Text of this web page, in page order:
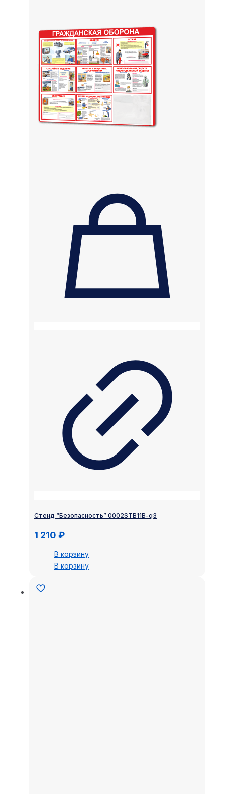
Стенд “Безопасность” 0002STB11B-q3
1 210 ₽
В корзину
В корзину